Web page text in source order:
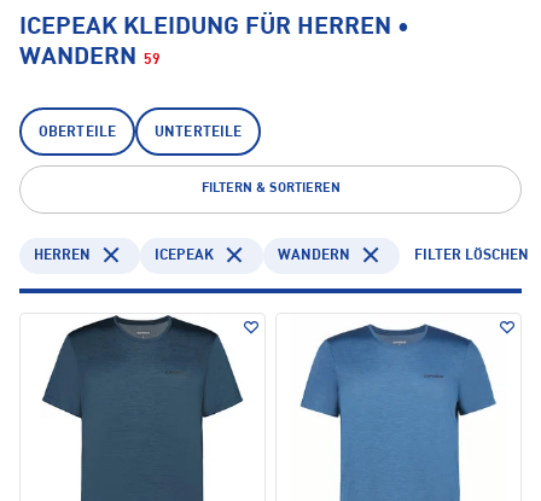
ICEPEAK KLEIDUNG FÜR HERREN •
WANDERN 59
OBERTEILE UNTERTEILE
FILTERN & SORTIEREN
HERREN ICEPEAK WANDERN FILTER LÖSCHEN